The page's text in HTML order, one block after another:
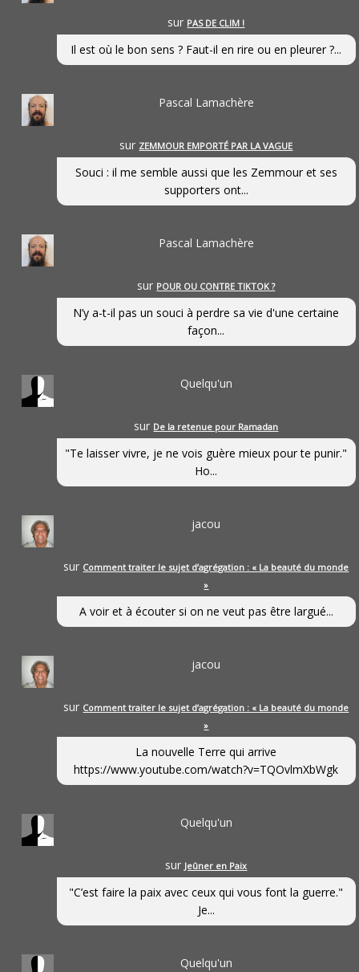
sur PAS DE CLIM !
Il est où le bon sens ? Faut-il en rire ou en pleurer ?...
Pascal Lamachère
sur ZEMMOUR EMPORTÉ PAR LA VAGUE
Souci : il me semble aussi que les Zemmour et ses
supporters ont...
Pascal Lamachère
sur POUR OU CONTRE TIKTOK ?
N’y a-t-il pas un souci à perdre sa vie d'une certaine
façon...
Quelqu'un
sur De la retenue pour Ramadan
"Te laisser vivre, je ne vois guère mieux pour te punir."
Ho...
jacou
sur Comment traiter le sujet d’agrégation : « La beauté du monde
»
A voir et à écouter si on ne veut pas être largué...
jacou
sur Comment traiter le sujet d’agrégation : « La beauté du monde
»
La nouvelle Terre qui arrive
https://www.youtube.com/watch?v=TQOvlmXbWgk
Quelqu'un
sur Jeûner en Paix
"C’est faire la paix avec ceux qui vous font la guerre."
Je...
Quelqu'un